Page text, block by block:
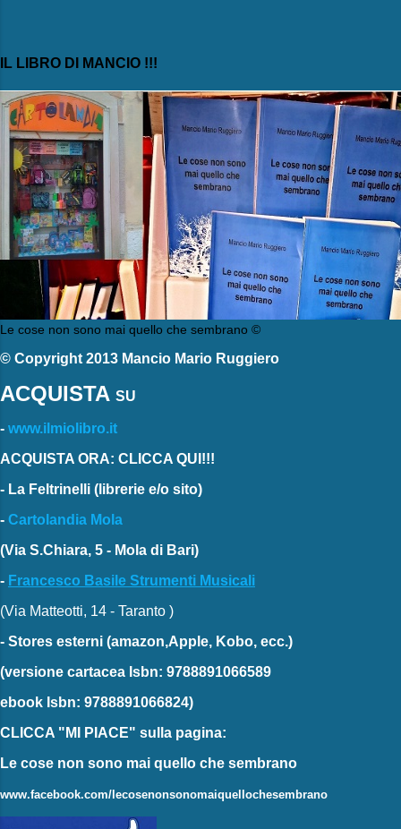
IL LIBRO DI MANCIO !!!
Le cose non sono mai quello che sembrano ©
© Copyright 2013 Mancio Mario Ruggiero
ACQUISTA SU
- www.ilmiolibro.it
ACQUISTA ORA: CLICCA QUI!!!
- La Feltrinelli (librerie e/o sito)
- Cartolandia Mola
(Via S.Chiara, 5 - Mola di Bari)
- Francesco Basile Strumenti Musicali
(Via Matteotti, 14 - Taranto )
- Stores esterni (amazon,Apple, Kobo, ecc.)
(versione cartacea Isbn: 9788891066589
ebook Isbn: 9788891066824)
CLICCA "MI PIACE" sulla pagina:
Le cose non sono mai quello che sembrano
www.facebook.com/lecosenonsonomaiquellochesembrano